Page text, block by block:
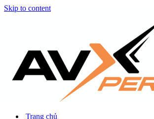
Skip to content
Trang chủ